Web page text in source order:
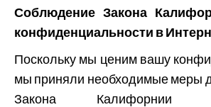
Соблюдение Закона
конфиденциальности в
Поскольку мы ценим вашу
мы приняли необходимые меры
Закона